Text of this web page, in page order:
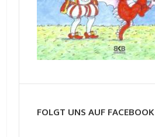
FOLGT UNS AUF FACEBOOK